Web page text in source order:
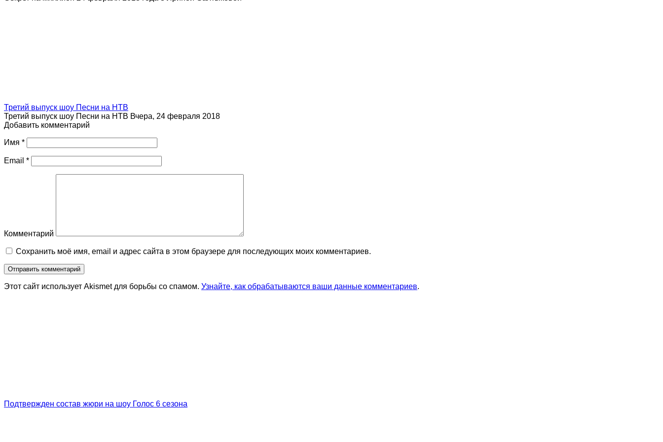
Третий выпуск шоу Песни на НТВ
Третий выпуск шоу Песни на НТВ Вчера, 24 февраля 2018
Добавить комментарий
Имя *
Email *
Комментарий
Сохранить моё имя, email и адрес сайта в этом браузере для последующих моих комментариев.
Этот сайт использует Akismet для борьбы со спамом. Узнайте, как обрабатываются ваши данные комментариев.
Подтвержден состав жюри на шоу Голос 6 сезона